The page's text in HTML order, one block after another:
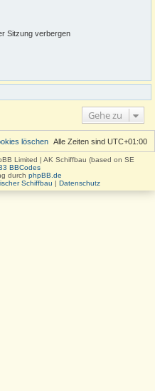
Sitzung verbergen
Gehe zu
Alle Zeiten sind UTC+01:00
löschen
Limited | AK Schiffbau (based on SE
BBCodes
durch phpBB.de
Schiffbau | Datenschutz